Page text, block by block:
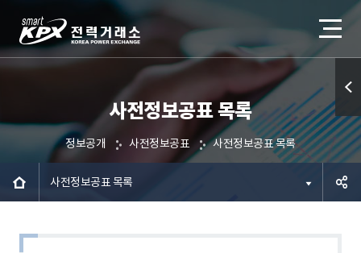
사전정보공표 목록
정보공개 사전정보공표 사전정보공표 목록
사전정보공표 목록
퀵메
뉴 열
기